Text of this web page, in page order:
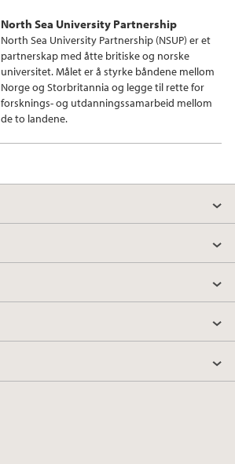
North Sea University Partnership
North Sea University Partnership (NSUP) er et
partnerskap med åtte britiske og norske
universitet. Målet er å styrke båndene mellom
Norge og Storbritannia og legge til rette for
forsknings- og utdanningssamarbeid mellom
de to landene.